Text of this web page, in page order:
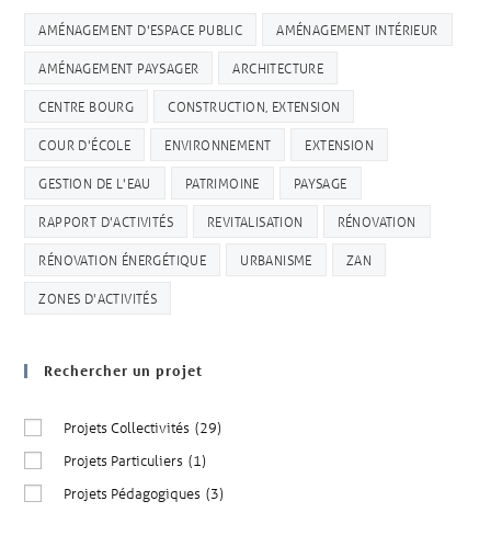
AMÉNAGEMENT D'ESPACE PUBLIC AMÉNAGEMENT INTÉRIEUR
AMÉNAGEMENT PAYSAGER ARCHITECTURE
CENTRE BOURG CONSTRUCTION, EXTENSION
COUR D'ÉCOLE ENVIRONNEMENT EXTENSION
GESTION DE L'EAU PATRIMOINE PAYSAGE
RAPPORT D'ACTIVITÉS REVITALISATION RÉNOVATION
RÉNOVATION ÉNERGÉTIQUE URBANISME ZAN
ZONES D'ACTIVITÉS
Rechercher un projet
Projets Collectivités (29)
Projets Particuliers (1)
Projets Pédagogiques (3)